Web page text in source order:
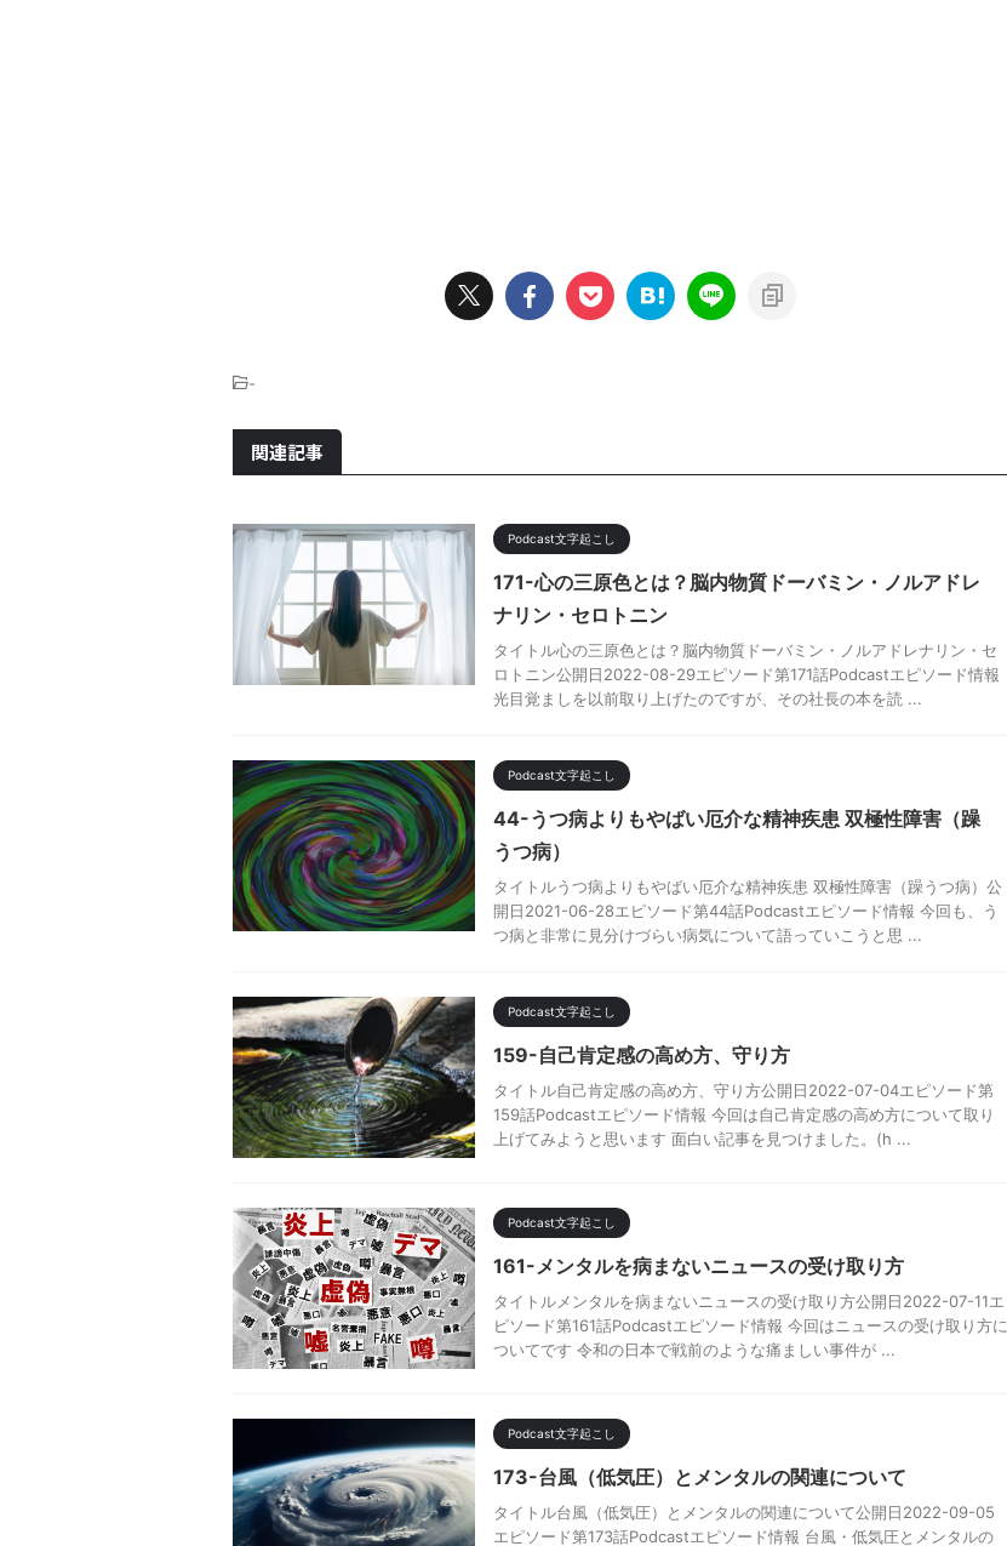
-
関連記事
Podcast文字起こし
171-心の三原色とは？脳内物質ドーバミン・ノルアドレ
ナリン・セロトニン
タイトル心の三原色とは？脳内物質ドーバミン・ノルアドレナリン・セ
ロトニン公開日2022-08-29エピソード第171話Podcastエピソード情報
光目覚ましを以前取り上げたのですが、その社長の本を読 ...
Podcast文字起こし
44-うつ病よりもやばい厄介な精神疾患 双極性障害（躁
うつ病）
タイトルうつ病よりもやばい厄介な精神疾患 双極性障害（躁うつ病）公
開日2021-06-28エピソード第44話Podcastエピソード情報 今回も、う
つ病と非常に見分けづらい病気について語っていこうと思 ...
Podcast文字起こし
159-自己肯定感の高め方、守り方
タイトル自己肯定感の高め方、守り方公開日2022-07-04エピソード第
159話Podcastエピソード情報 今回は自己肯定感の高め方について取り
上げてみようと思います 面白い記事を見つけました。(h ...
Podcast文字起こし
161-メンタルを病まないニュースの受け取り方
タイトルメンタルを病まないニュースの受け取り方公開日2022-07-11エ
ピソード第161話Podcastエピソード情報 今回はニュースの受け取り方に
ついてです 令和の日本で戦前のような痛ましい事件が ...
Podcast文字起こし
173-台風（低気圧）とメンタルの関連について
タイトル台風（低気圧）とメンタルの関連について公開日2022-09-05
エピソード第173話Podcastエピソード情報 台風・低気圧とメンタルの